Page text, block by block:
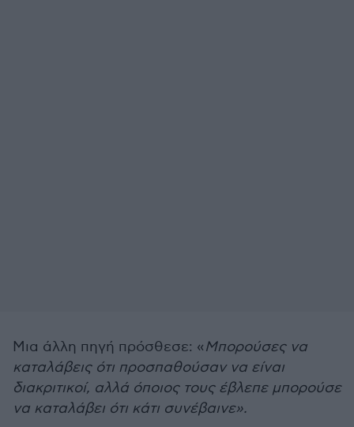
Μια άλλη πηγή πρόσθεσε: «Μπορούσες να
καταλάβεις ότι προσπαθούσαν να είναι
διακριτικοί, αλλά όποιος τους έβλεπε μπορούσε
να καταλάβει ότι κάτι συνέβαινε».